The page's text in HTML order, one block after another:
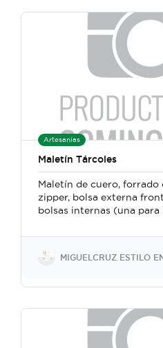
Artesanías
Maletín Tárcoles
Maletín de cuero, forrado
zipper, bolsa externa
bolsas internas (una
cm fuelle. Confeccionado
método particular en el
y herramientas de la
MIGUELCRUZ ESTILO